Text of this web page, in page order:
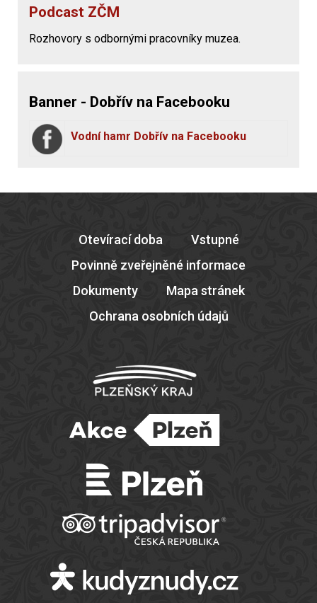
Podcast ZČM
Rozhovory s odbornými pracovníky muzea.
Banner - Dobřív na Facebooku
Vodní hamr Dobřív na Facebooku
Otevírací doba
Vstupné
Povinně zveřejněné informace
Dokumenty
Mapa stránek
Ochrana osobních údajů